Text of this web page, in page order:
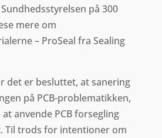
på 300
mere om
– ProSeal fra Sealing
det er besluttet, at sanering
på PCB-problematikken,
anvende PCB forsegling
Til trods for intentioner om